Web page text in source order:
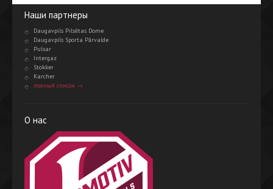
Наши партнеры
Daugavpils Pilsētas Dome
Daugavpils Sporta Pārvalde
Pulsar
Intergaz
Stokker
Karcher
полный список →
О нас